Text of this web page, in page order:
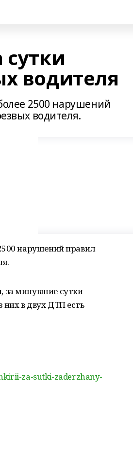
водителя
2500 нарушений
водителя.
нарушений правил
за минувшие сутки
в двух ДТП есть
za-sutki-zaderzhany-